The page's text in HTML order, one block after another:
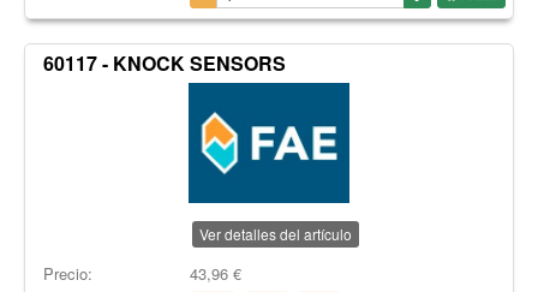
60117 - KNOCK SENSORS
Ver detalles del artículo
Precio: 43,96€